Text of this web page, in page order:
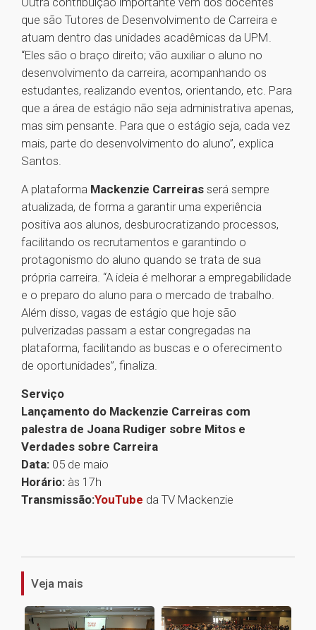
que são Tutores de Desenvolvimento de Carreira e
atuam dentro das unidades acadêmicas da UPM.
“Eles são o braço direito; vão auxiliar o aluno no
desenvolvimento da carreira, acompanhando os
estudantes, realizando eventos, orientando, etc. Para
que a área de estágio não seja administrativa apenas,
mas sim pensante. Para que o estágio seja, cada vez
mais, parte do desenvolvimento do aluno”, explica
Santos.
A plataforma Mackenzie Carreiras será sempre
atualizada, de forma a garantir uma experiência
positiva aos alunos, desburocratizando processos,
facilitando os recrutamentos e garantindo o
protagonismo do aluno quando se trata de sua
própria carreira. “A ideia é melhorar a empregabilidade
e o preparo do aluno para o mercado de trabalho.
Além disso, vagas de estágio que hoje são
pulverizadas passam a estar congregadas na
plataforma, facilitando as buscas e o oferecimento
de oportunidades”, finaliza.
Serviço
Lançamento do Mackenzie Carreiras com
palestra de Joana Rudiger sobre Mitos e
Verdades sobre Carreira
Data: 05 de maio
Horário: às 17h
Transmissão:YouTube da TV Mackenzie
Veja mais